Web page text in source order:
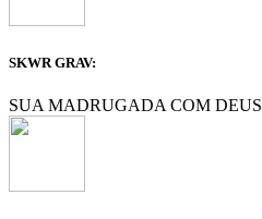
SKWR GRAV:
SUA MADRUGADA COM DEUS